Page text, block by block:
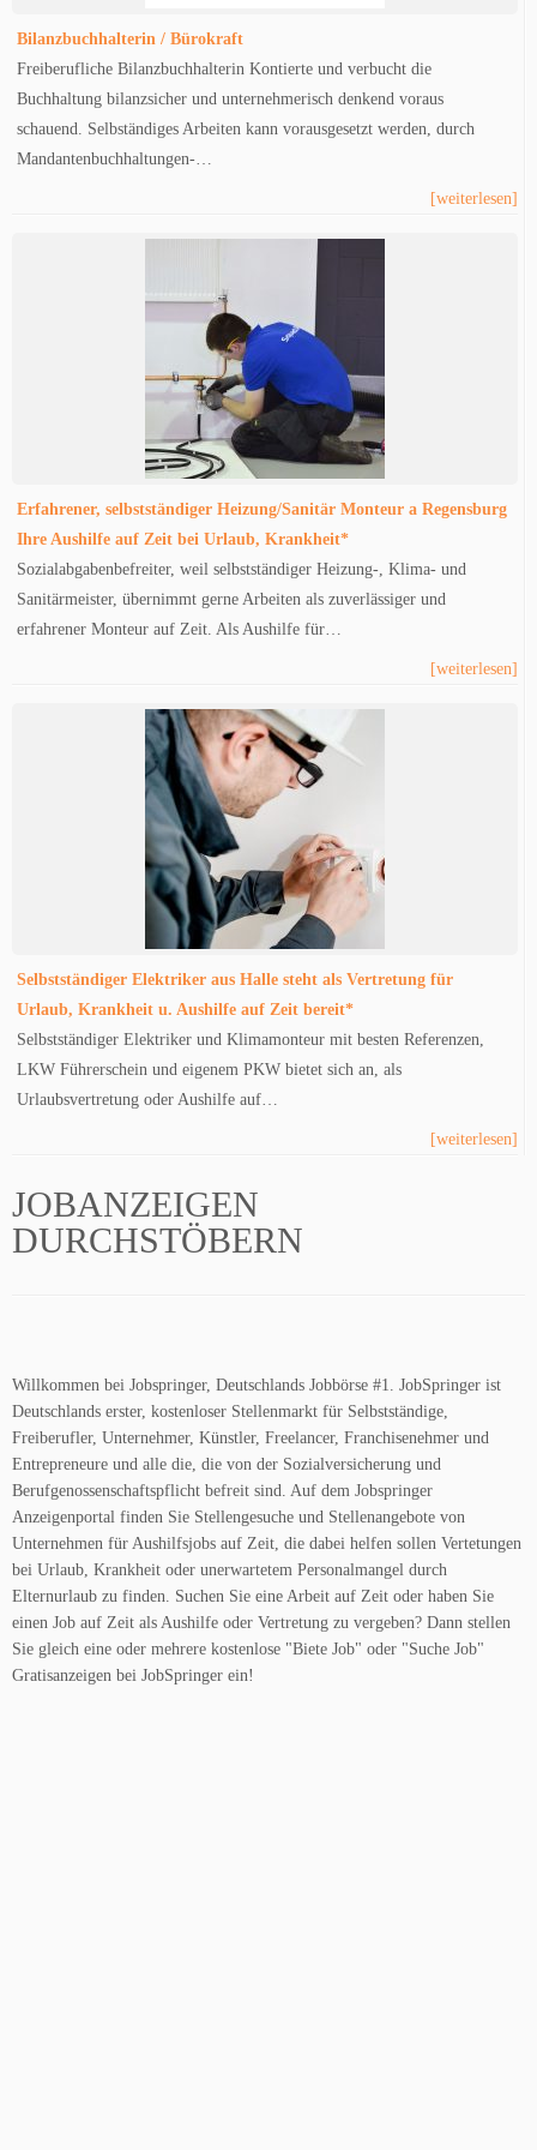
Bilanzbuchhalterin / Bürokraft
Freiberufliche Bilanzbuchhalterin Kontierte und verbucht die
Buchhaltung bilanzsicher und unternehmerisch denkend voraus
schauend. Selbständiges Arbeiten kann vorausgesetzt werden, durch
Mandantenbuchhaltungen-…
[weiterlesen]
Erfahrener, selbstständiger Heizung/Sanitär Monteur a Regensburg
Ihre Aushilfe auf Zeit bei Urlaub, Krankheit*
Sozialabgabenbefreiter, weil selbstständiger Heizung-, Klima- und
Sanitärmeister, übernimmt gerne Arbeiten als zuverlässiger und
erfahrener Monteur auf Zeit. Als Aushilfe für…
[weiterlesen]
Selbstständiger Elektriker aus Halle steht als Vertretung für
Urlaub, Krankheit u. Aushilfe auf Zeit bereit*
Selbstständiger Elektriker und Klimamonteur mit besten Referenzen,
LKW Führerschein und eigenem PKW bietet sich an, als
Urlaubsvertretung oder Aushilfe auf…
[weiterlesen]
JOBANZEIGEN
DURCHSTÖBERN
Willkommen bei Jobspringer, Deutschlands Jobbörse #1. JobSpringer ist
Deutschlands erster, kostenloser Stellenmarkt für Selbstständige,
Freiberufler, Unternehmer, Künstler, Freelancer, Franchisenehmer und
Entrepreneure und alle die, die von der Sozialversicherung und
Berufgenossenschaftspflicht befreit sind. Auf dem Jobspringer
Anzeigenportal finden Sie Stellengesuche und Stellenangebote von
Unternehmen für Aushilfsjobs auf Zeit, die dabei helfen sollen Vertetungen
bei Urlaub, Krankheit oder unerwartetem Personalmangel durch
Elternurlaub zu finden. Suchen Sie eine Arbeit auf Zeit oder haben Sie
einen Job auf Zeit als Aushilfe oder Vertretung zu vergeben? Dann stellen
Sie gleich eine oder mehrere kostenlose "Biete Job" oder "Suche Job"
Gratisanzeigen bei JobSpringer ein!